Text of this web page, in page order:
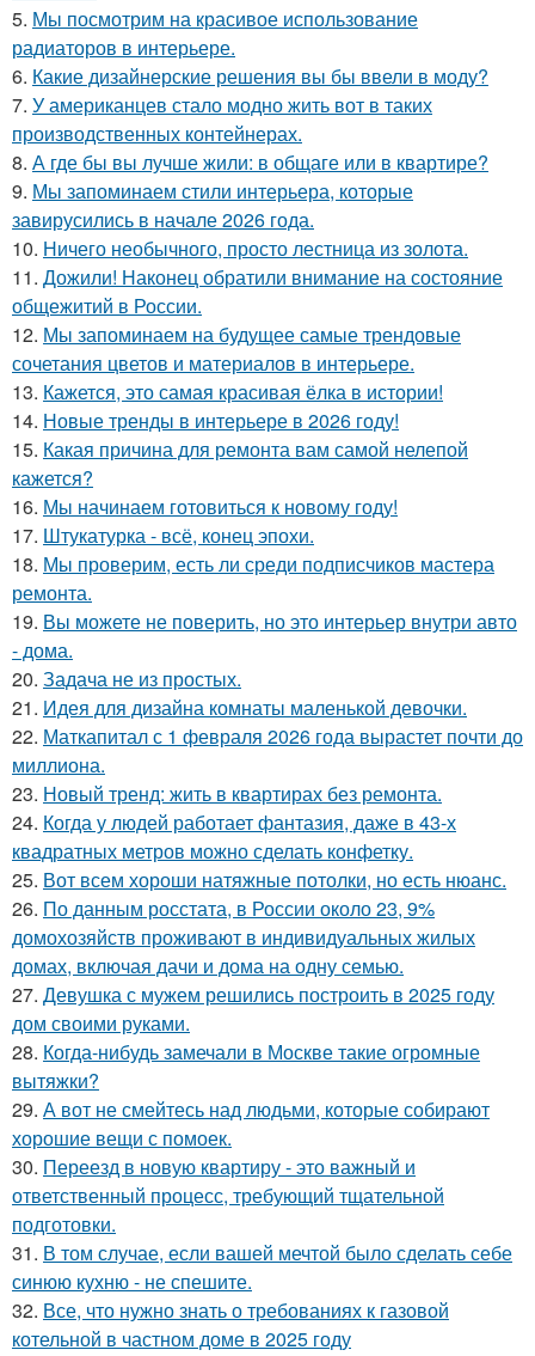
5. Мы посмотрим на красивое использование
радиаторов в интерьере.
6. Какие дизайнерские решения вы бы ввели в моду?
7. У американцев стало модно жить вот в таких
производственных контейнерах.
8. А где бы вы лучше жили: в общаге или в квартире?
9. Мы запоминаем стили интерьера, которые
завирусились в начале 2026 года.
10. Ничего необычного, просто лестница из золота.
11. Дожили! Наконец обратили внимание на состояние
общежитий в России.
12. Мы запоминаем на будущее самые трендовые
сочетания цветов и материалов в интерьере.
13. Кажется, это самая красивая ёлка в истории!
14. Новые тренды в интерьере в 2026 году!
15. Какая причина для ремонта вам самой нелепой
кажется?
16. Мы начинаем готовиться к новому году!
17. Штукатурка - всё, конец эпохи.
18. Мы проверим, есть ли среди подписчиков мастера
ремонта.
19. Вы можете не поверить, но это интерьер внутри авто
- дома.
20. Задача не из простых.
21. Идея для дизайна комнаты маленькой девочки.
22. Маткапитал с 1 февраля 2026 года вырастет почти до
миллиона.
23. Новый тренд: жить в квартирах без ремонта.
24. Когда у людей работает фантазия, даже в 43-х
квадратных метров можно сделать конфетку.
25. Вот всем хороши натяжные потолки, но есть нюанс.
26. По данным росстата, в России около 23, 9%
домохозяйств проживают в индивидуальных жилых
домах, включая дачи и дома на одну семью.
27. Девушка с мужем решились построить в 2025 году
дом своими руками.
28. Когда-нибудь замечали в Москве такие огромные
вытяжки?
29. А вот не смейтесь над людьми, которые собирают
хорошие вещи с помоек.
30. Переезд в новую квартиру - это важный и
ответственный процесс, требующий тщательной
подготовки.
31. В том случае, если вашей мечтой было сделать себе
синюю кухню - не спешите.
32. Все, что нужно знать о требованиях к газовой
котельной в частном доме в 2025 году